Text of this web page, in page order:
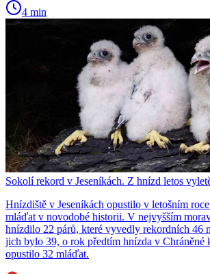
4 min
Sokolí rekord v Jeseníkách. Z hnízd letos
Hnízdiště v Jeseníkách opustilo v letošním
mláďat v novodobé historii. V nejvyšším
hnízdilo 22 párů, které vyvedly rekordních 46
jich bylo 39, o rok předtím hnízda v Chráněné
opustilo 32 mláďat.